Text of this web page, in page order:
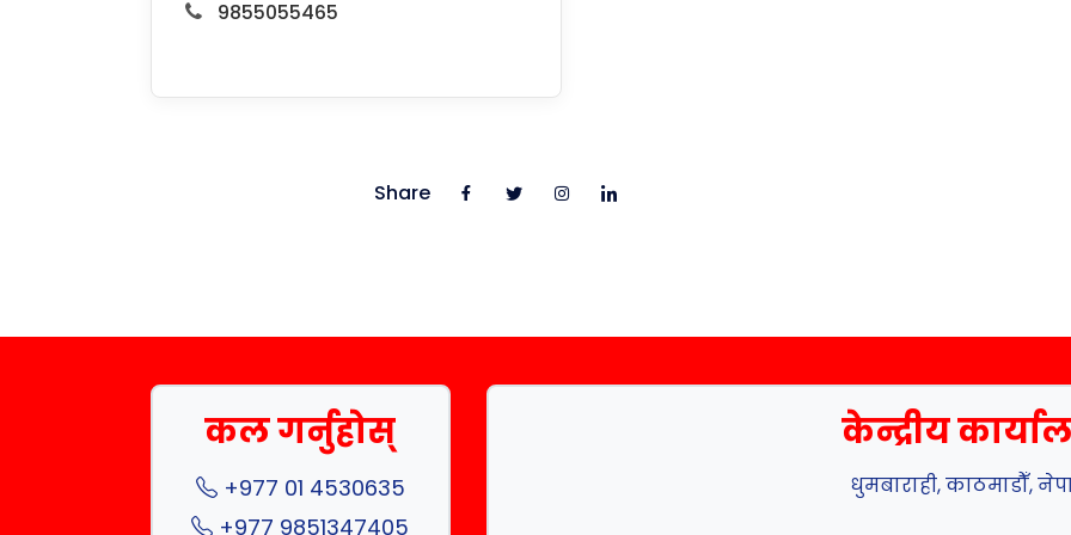
9855055465
Share
कल गर्नुहोस्
+977 01 4530635
+977 9851347405
केन्द्रीय
धुमबाराही, काठमाडौँ,